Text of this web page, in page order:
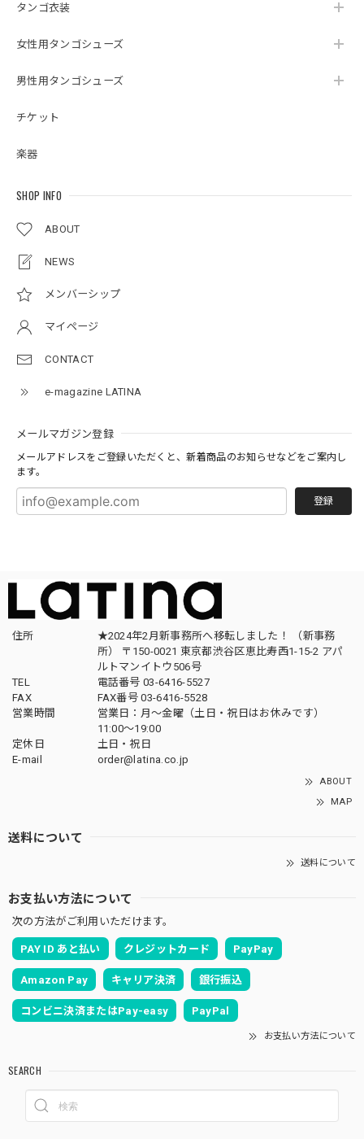
タンゴ衣装
女性用タンゴシューズ
男性用タンゴシューズ
チケット
楽器
SHOP INFO
ABOUT
NEWS
メンバーシップ
マイページ
CONTACT
e-magazine LATINA
メールマガジン登録
メールアドレスをご登録いただくと、新着商品のお知らせなどをご案内し
ます。
登録
住所
★2024年2月新事務所へ移転しました！ （新事務
所） 〒150-0021 東京都渋谷区恵比寿西1-15-2 アパ
ルトマンイトウ506号
TEL
電話番号 03-6416-5527
FAX
FAX番号 03-6416-5528
営業時間
営業日：月〜金曜（土日・祝日はお休みです）
11:00〜19:00
定休日
土日・祝日
E-mail
order@latina.co.jp
ABOUT
MAP
送料について
送料について
お支払い方法について
次の方法がご利用いただけます。
PAY ID あと払い クレジットカード PayPay
Amazon Pay キャリア決済 銀行振込
コンビニ決済またはPay-easy PayPal
お支払い方法について
SEARCH